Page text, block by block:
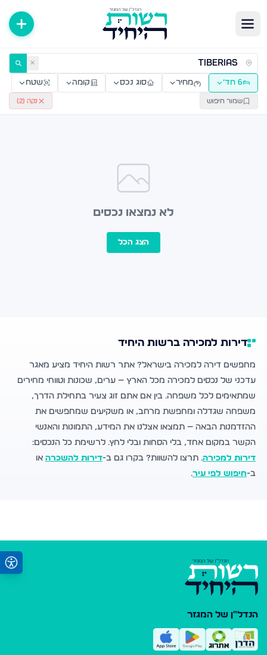
דירות למכירה ולהשכרה — רשות היחיד ✕
6 חד׳ מחיר סוג נכס קומה שטח
שמור חיפוש נקה (2
)
לא נמצאו נכסים
הצג הכל
דירות למכירה ברשות היחיד
מחפשים דירה למכירה בישראל? אתר רשות היחיד מציע מאגר
עדכני של נכסים למכירה מכל הארץ — ערים, שכונות וטווחי מחירים
שמתאימים לכל משפחה. בין אם אתם זוג צעיר בתחילת הדרך,
משפחה שגדלה ומחפשת מרחב, או משקיעים שמחפשים את
ההזדמנות הבאה — תמצאו אצלנו את המידע, התמונות והאנשי
הקשר במקום אחד, בלי הסחות ובלי לחץ. לרשימת כל הנכסים:
דירות למכירה. תרצו להשוות? בקרו גם ב-דירות להשכרה או
ב-חיפוש לפי עיר.
הנדל"ן של המגזר